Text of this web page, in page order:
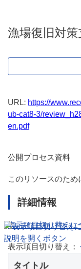
漁場復旧対策
URL: https://
ub-cat8-3/
en.pdf
公開プロセス資料
このリソースのた
詳細情報
表示項目切り替えに
表示項目切り替え：
タイトル